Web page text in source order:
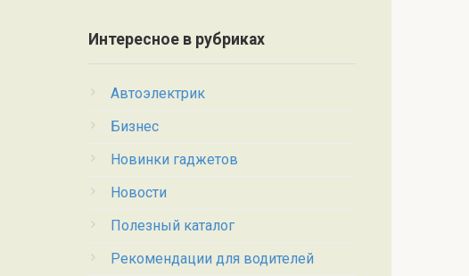
Интересное в рубриках
Автоэлектрик
Бизнес
Новинки гаджетов
Новости
Полезный каталог
Рекомендации для водителей